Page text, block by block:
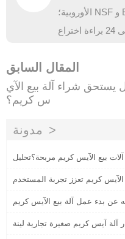
الأوروبية؛ NSF و ETL الأمريكية؛ وشهادات RoHS
المقال السابق
يستحق شراء آلة بيع الآي
س كريم؟
مدونة
الآيس كريم تعزز تجربة المستخدم
عن بدء عمل آلة بيع الآيس كريم
آلة آيس كريم صغيرة تجارية لينة